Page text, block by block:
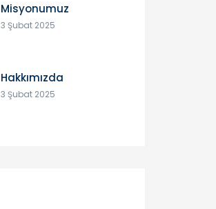
Misyonumuz
3 Şubat 2025
Hakkımızda
3 Şubat 2025